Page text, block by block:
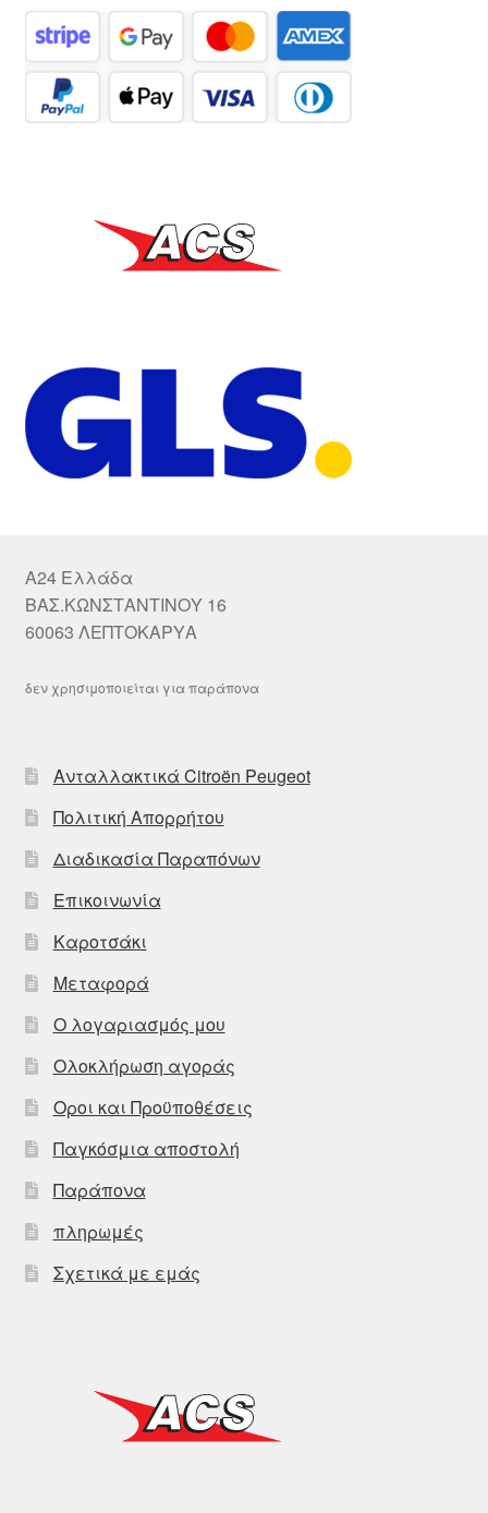
A24 Ελλάδα
ΒΑΣ.ΚΩΝΣΤΑΝΤΙΝΟΥ 16
60063 ΛΕΠΤΟΚΑΡΥΑ
δεν χρησιμοποιείται για παράπονα
Ανταλλακτικά Citroën Peugeot
Πολιτική Απορρήτου
Διαδικασία Παραπόνων
Επικοινωνία
Καροτσάκι
Μεταφορά
Ο λογαριασμός μου
Ολοκλήρωση αγοράς
Οροι και Προϋποθέσεις
Παγκόσμια αποστολή
Παράπονα
πληρωμές
Σχετικά με εμάς